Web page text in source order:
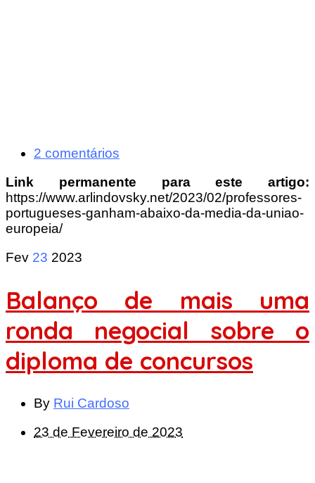
2 comentários
Link permanente para este artigo:
https://www.arlindovsky.net/2023/02/professores-
portugueses-ganham-abaixo-da-media-da-uniao-
europeia/
Fev 23 2023
Balanço de mais uma
ronda negocial sobre o
diploma de concursos
By Rui Cardoso
23 de Fevereiro de 2023